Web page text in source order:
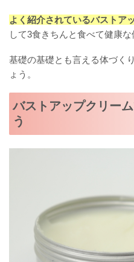
よく紹介されているバストア
して3食きちんと食べて健康
基礎の基礎とも言える体づく
ょう。
バストアップクリー
う